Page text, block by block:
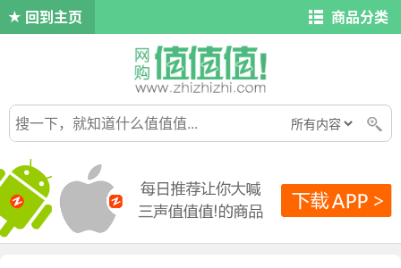
回到主页 商品分类